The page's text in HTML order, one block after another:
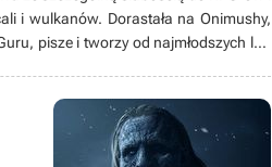
i wulkanów. Dorastała na Onimushy,
pisze i tworzy od najmłodszych lat.
ją w najdziksze ostępy umysłu i